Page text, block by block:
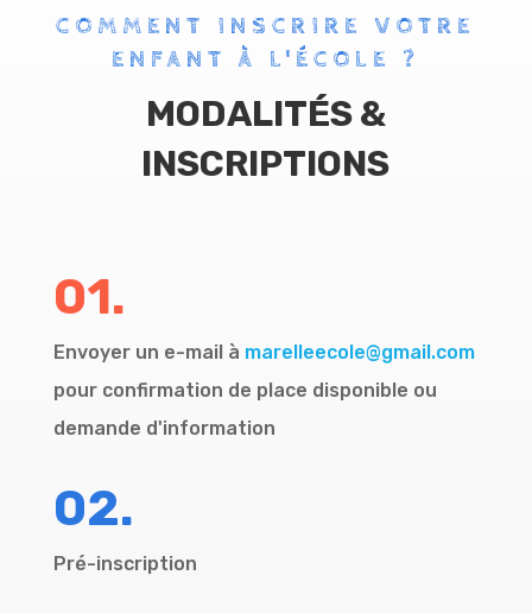
COMMENT INSCRIRE VOTRE
ENFANT À L'ÉCOLE ?
MODALITÉS &
INSCRIPTIONS
01.
Envoyer un e-mail à marelleecole@gmail.com
pour confirmation de place disponible ou
demande d'information
02.
Pré-inscription